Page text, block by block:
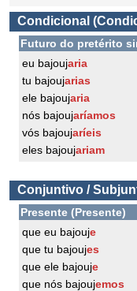
Condicional
Futuro do pretérito
eu bajoujaria
tu bajoujarias
ele bajoujaria
nós bajoujaríamos
vós bajoujaríeis
eles bajoujariam
Conjuntivo /
Presente (Presente)
que eu bajouje
que tu bajoujes
que ele bajouje
que nós bajoujemos